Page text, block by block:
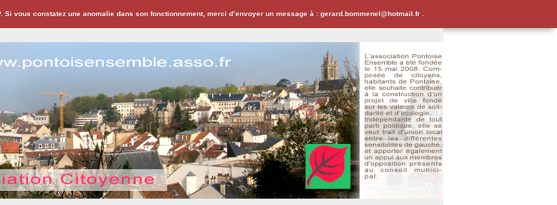
vous constatez une anomalie dans son fonctionnement, merci d’envoyer un message à : gerard.bommenel@hotmail.fr .